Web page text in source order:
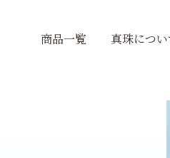
商品一覧 真珠につい